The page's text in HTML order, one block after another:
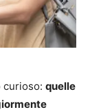
curioso: quelle